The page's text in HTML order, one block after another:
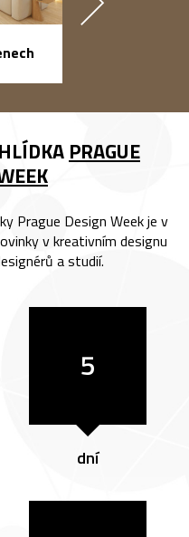
PRAGUE
Prague Design Week je v
v kreativním designu
a studií.
5
dní